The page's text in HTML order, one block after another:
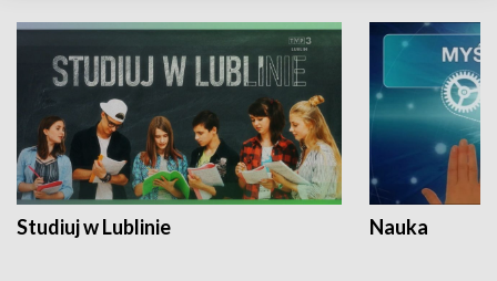
Studiuj w Lublinie Nauka